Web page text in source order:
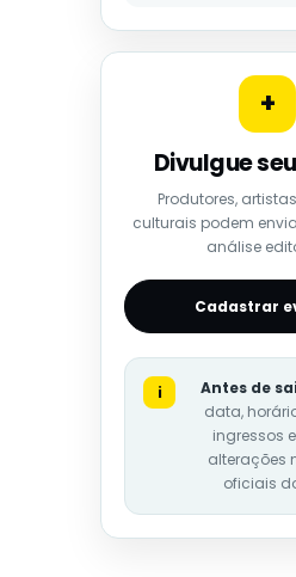
+
Divulgue
Produtores,
culturais podem
análise
Cadastrar
i Antes de
data,
ingressos
alterações
oficiais